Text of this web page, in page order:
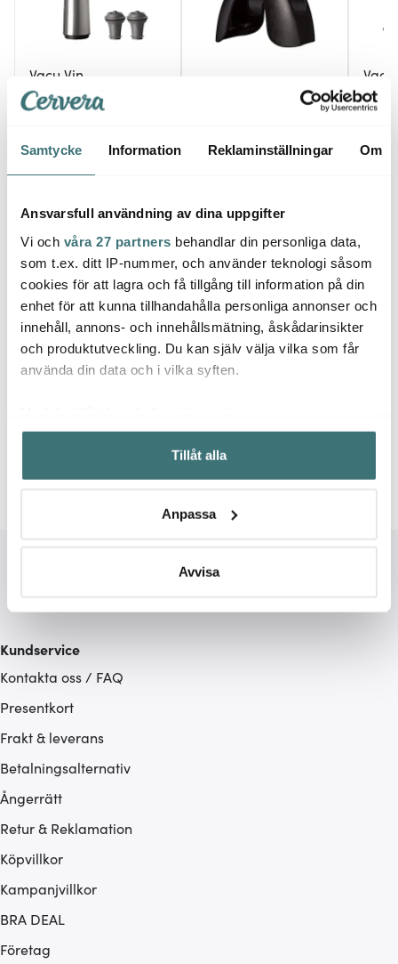
Samtycke Information Reklaminställningar Om
Ansvarsfull användning av dina uppgifter
Vi och våra 27 partners behandlar din personliga data,
som t.ex. ditt IP-nummer, och använder teknologi såsom
cookies för att lagra och få tillgång till information på din
enhet för att kunna tillhandahålla personliga annonser och
innehåll, annons- och innehållsmätning, åskådarinsikter
och produktutveckling. Du kan själv välja vilka som får
använda din data och i vilka syften.
Samla in information om din geografiska plats som
kan ha en noggrannhet på upp till flera meter
Identifiera din enhet genom att aktivt skanna den för
Ta reda på mer om hur dina personliga uppgifter
Du kan ändra eller dra tillbaka ditt samtycke när som
ska anpassas efter det som vi tror att du tycker om. Det
gör också att vi kan analysera vår trafik och göra
som du vill dela med dig av.
Tillåt alla
Anpassa
Avvisa
Vacu Vin
Wine Saver & 2 Stopper
Svart/Silver
495 kr 109 kr
Vacu
Wine
1089
Låt dig inspireras av våra kunder
Kundservice
Kontakta oss / FAQ
Presentkort
Frakt & leverans
Betalningsalternativ
Ångerrätt
Retur & Reklamation
Köpvillkor
Kampanjvillkor
BRA DEAL
Företag